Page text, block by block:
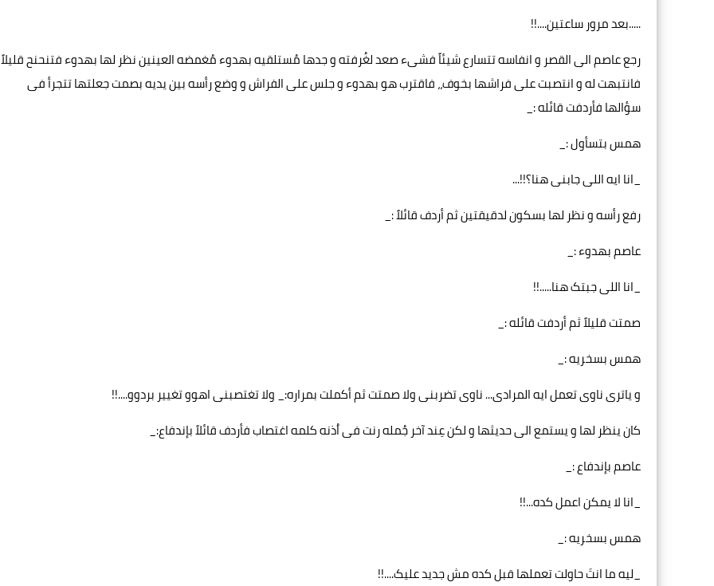
.....بعد مرور ساعتين....!!
رجع عاصم الی القصر و انفاسه تتسارع شیئاً فشیء صعد لغُرفته و جدها مُستلقیه بهدوء مُغمضه العینین نظر لها بهدوء فتنحنح قليلاً
فانتبهت له و انتصبت علی فراشها بخوف،، فاقترب هو بهدوء و جلس علی الفراش و وضع رأسه بین یدیه بصمت جعلتها تتجرأ فی
سؤالها فأردفت قائله :_
همس بتسأول :_
_انا ایه اللی جابنی هنا؟!!...
رفع رأسه و نظر لها بسکون لدقيقتين ثم أردف قائلاً :_
عاصم بهدوء :_
_انا اللی جبتک هنا.....!!
صمتت قليلاً ثم أردفت قائله :_
همس بسخريه :_
و یاتری ناوی تعمل ايه المرادی... ناوی تضربنی ولا صمتت ثم أكملت بمراره:_ ولا تغتصبنی اهوو تغییر بردوو....!!
کان ينظر لها و یستمع الی حدیثها و لکن عِند آخر جُمله رنت فی اُذنه کلمه اغتصاب فأردف قائلاً بإندفاع:_
عاصم بإندفاع :_
_انا لا یمکن اعمل کده...!!
همس بسخريه :_
_لیه ما انتَ حاولت تعملها قبل کده مش جدید علیک....!!